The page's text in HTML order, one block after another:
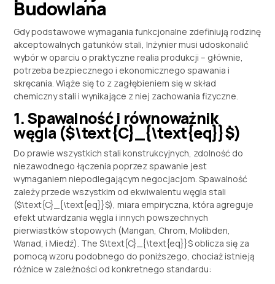
Budowlana
Gdy podstawowe wymagania funkcjonalne zdefiniują rodzinę
akceptowalnych gatunków stali, Inżynier musi udoskonalić
wybór w oparciu o praktyczne realia produkcji – głównie,
potrzeba bezpiecznego i ekonomicznego spawania i
skręcania. Wiąże się to z zagłębieniem się w skład
chemiczny stali i wynikające z niej zachowania fizyczne.
1. Spawalność i równoważnik
węgla ($\text{C}_{\text{eq}}$)
Do prawie wszystkich stali konstrukcyjnych, zdolność do
niezawodnego łączenia poprzez spawanie jest
wymaganiem niepodlegającym negocjacjom. Spawalność
zależy przede wszystkim od ekwiwalentu węgla stali
($\text{C}_{\text{eq}}$), miara empiryczna, która agreguje
efekt utwardzania węgla i innych powszechnych
pierwiastków stopowych (Mangan, Chrom, Molibden,
Wanad, i Miedź). The$\text{C}_{\text{eq}}$ oblicza się za
pomocą wzoru podobnego do poniższego, chociaż istnieją
różnice w zależności od konkretnego standardu: